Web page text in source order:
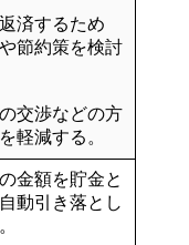
済するため
節約策を検討
交渉などの方
軽減する。
金額を貯金と
自動引き落とし